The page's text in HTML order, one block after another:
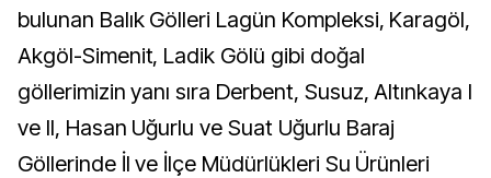
bulunan Balık Gölleri Lagün Kompleksi, Karagöl,
Akgöl-Simenit, Ladik Gölü gibi doğal
göllerimizin yanı sıra Derbent, Susuz, Altınkaya I
ve II, Hasan Uğurlu ve Suat Uğurlu Baraj
Göllerinde İl ve İlçe Müdürlükleri Su Ürünleri